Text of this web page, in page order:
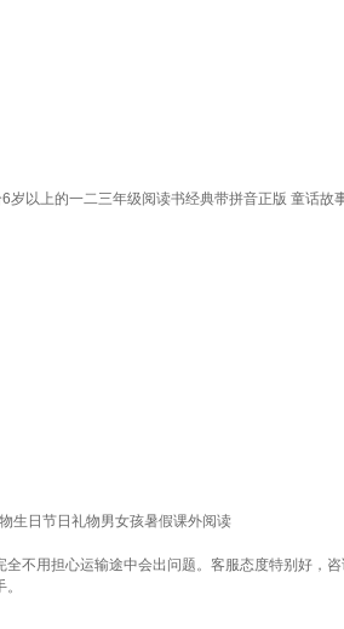
以上的一二三年级阅读书经典带拼音正版 童话故
生日节日礼物男女孩暑假课外阅读
不用担心运输途中会出问题。客服态度特别好，